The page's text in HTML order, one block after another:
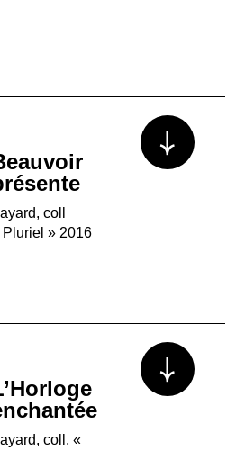
coll
Pluriel » 2016
Voir plus/
coll. «
Voir plus/